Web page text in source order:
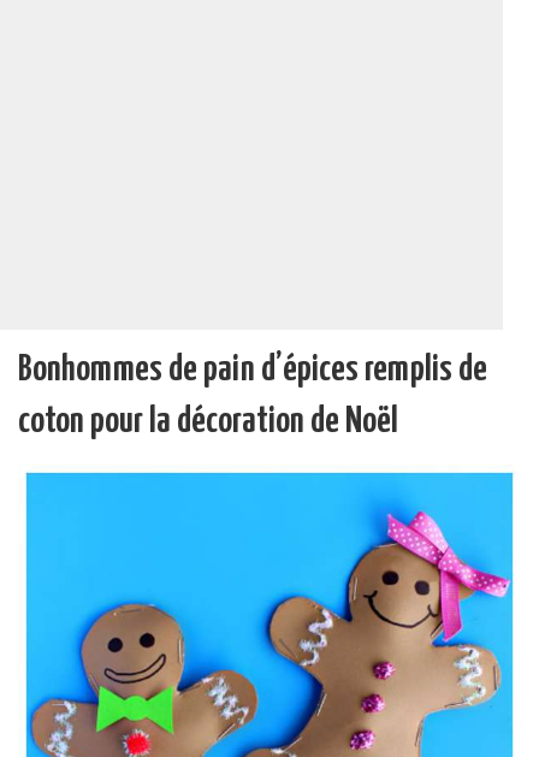
Bonhommes de pain d’épices remplis de
coton pour la décoration de Noël